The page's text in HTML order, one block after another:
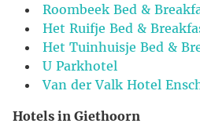
Roombeek Bed &
Het Ruifje Bed &
Het Tuinhuisje Bed &
U Parkhotel
Van der Valk Hotel
Hotels in Giethoorn